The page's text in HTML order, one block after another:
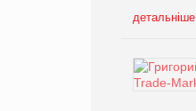
детальніше